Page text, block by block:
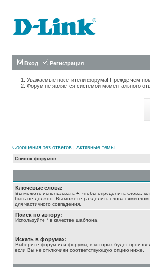
Вход Регистрация
Уважаемые посетители форума! Прежде чем
Форум не является системой моментального
Сообщения без ответов | Активные темы
Список форумов
Ключевые слова:
Вы можете использовать + , чтобы определить слова,
быть не должно. Вы можете разделить слова символом
для частичного совпадения.
Поиск по автору:
Используйте * в качестве шаблона.
Искать в форумах:
Выберите форум или форумы, в которых будет
если Вы не отключили соответствующую опцию ниже.